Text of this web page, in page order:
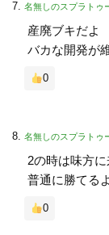
名無しのスプラトゥ
産廃ブキだよ
バカな開発が
0
名無しのスプラトゥ
2の時は味方
普通に勝てる
0